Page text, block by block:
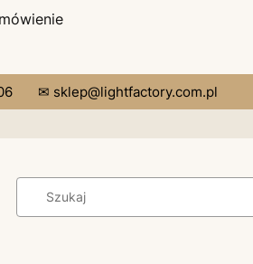
✉ sklep@lightfactory.com.pl